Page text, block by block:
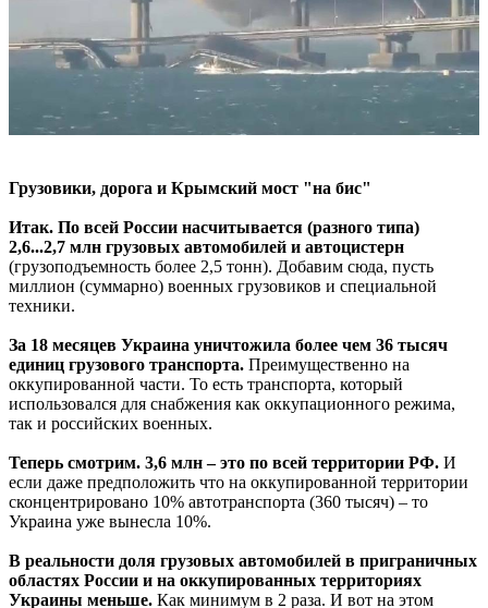
Грузовики, дорога и Крымский мост "на бис"
Итак. По всей России насчитывается (разного типа)
2,6...2,7 млн грузовых автомобилей и автоцистерн
(грузоподъемность более 2,5 тонн). Добавим сюда, пусть
миллион (суммарно) военных грузовиков и специальной
техники.
За 18 месяцев Украина уничтожила более чем 36 тысяч
единиц грузового транспорта. Преимущественно на
оккупированной части. То есть транспорта, который
использовался для снабжения как оккупационного режима,
так и российских военных.
Теперь смотрим. 3,6 млн – это по всей территории РФ. И
если даже предположить что на оккупированной территории
сконцентрировано 10% автотранспорта (360 тысяч) – то
Украина уже вынесла 10%.
В реальности доля грузовых автомобилей в приграничных
областях России и на оккупированных территориях
Украины меньше. Как минимум в 2 раза. И вот на этом